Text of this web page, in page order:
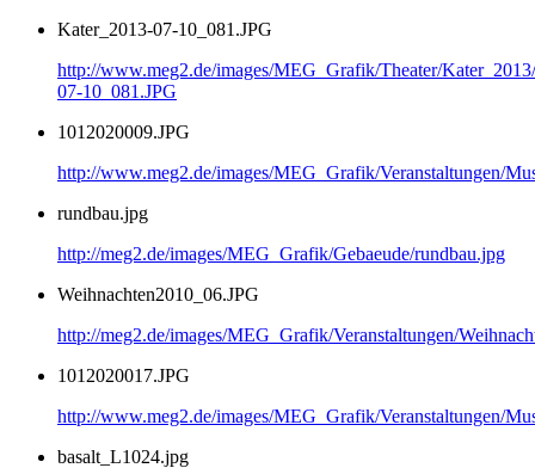
Kater_2013-07-10_081.JPG
http://www.meg2.de/images/MEG_Grafik/Theater/
07-10_081.JPG
1012020009.JPG
http://www.meg2.de/images/MEG_Grafik/Veranstaltungen/
rundbau.jpg
http://meg2.de/images/MEG_Grafik/Gebaeude/rundbau.jpg
Weihnachten2010_06.JPG
http://meg2.de/images/MEG_Grafik/Veranstaltungen/
1012020017.JPG
http://www.meg2.de/images/MEG_Grafik/Veranstaltungen/
basalt_L1024.jpg